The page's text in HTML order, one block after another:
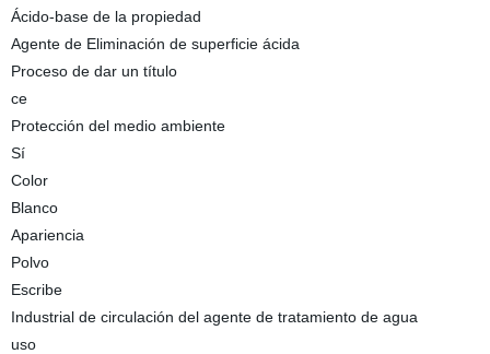
Ácido-base de la propiedad
Agente de Eliminación de superficie ácida
Proceso de dar un título
ce
Protección del medio ambiente
Sí
Color
Blanco
Apariencia
Polvo
Escribe
Industrial de circulación del agente de tratamiento de agua
uso